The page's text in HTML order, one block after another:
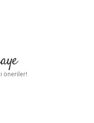
öneriler!